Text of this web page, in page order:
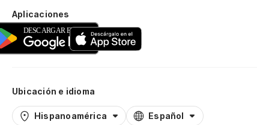
Aplicaciones
Ubicación e idioma
Hispanoamérica Español